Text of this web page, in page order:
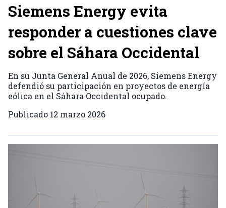
Siemens Energy evita
responder a cuestiones clave
sobre el Sáhara Occidental
En su Junta General Anual de 2026, Siemens Energy
defendió su participación en proyectos de energía
eólica en el Sáhara Occidental ocupado.
Publicado 12 marzo 2026